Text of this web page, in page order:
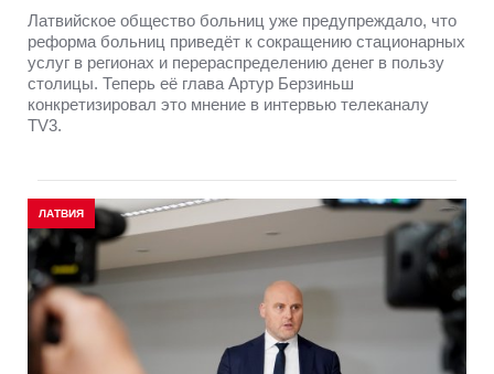
Латвийское общество больниц уже предупреждало, что
реформа больниц приведёт к сокращению стационарных
услуг в регионах и перераспределению денег в пользу
столицы. Теперь её глава Артур Берзиньш
конкретизировал это мнение в интервью телеканалу
TV3.
ЛАТВИЯ